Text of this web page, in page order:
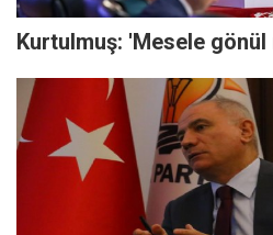
Kurtulmuş: 'Mesele